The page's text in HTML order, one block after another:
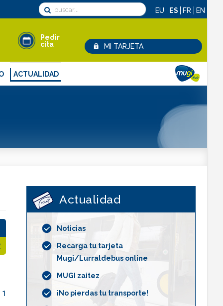
EU ES FR EN
Pedir
cita
MI TARJETA
ACTUALIDAD
Actualidad
Noticias
Recarga tu tarjeta
Mugi/Lurraldebus online
MUGI zaitez
¡No pierdas tu transporte!